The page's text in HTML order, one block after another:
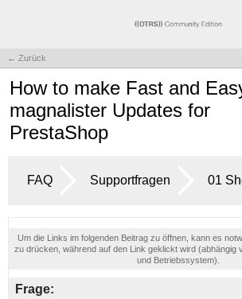
← Zurück
How to make Fast and
magnalister Updates for
PrestaShop
FAQ Supportfragen 01
Um die Links im folgenden Beitrag zu öffnen, kann es
zu drücken, während auf den Link geklickt wird (abhängig
und Betriebssystem).
Frage: